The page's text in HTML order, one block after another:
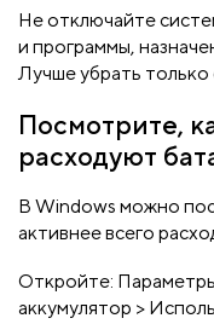
Не отключайте
и программы,
Лучше убрать
Посмотрите,
расходуют
В Windows можно
активнее всего
Откройте:
аккумулятор >